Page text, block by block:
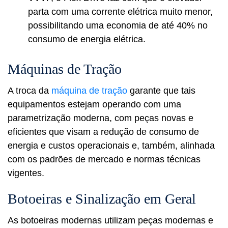
parta com uma corrente elétrica muito menor,
possibilitando uma economia de até 40% no
consumo de energia elétrica.
Máquinas de Tração
A troca da máquina de tração garante que tais
equipamentos estejam operando com uma
parametrização moderna, com peças novas e
eficientes que visam a redução de consumo de
energia e custos operacionais e, também, alinhada
com os padrões de mercado e normas técnicas
vigentes.
Botoeiras e Sinalização em Geral
As botoeiras modernas utilizam peças modernas e